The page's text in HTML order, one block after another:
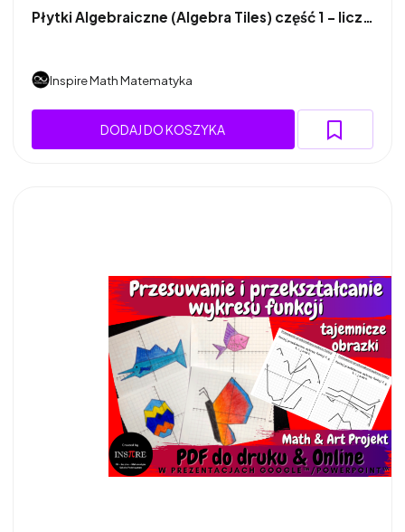
Płytki Algebraiczne (Algebra Tiles) część 1 – licz…
Inspire Math Matematyka
DODAJ DO KOSZYKA